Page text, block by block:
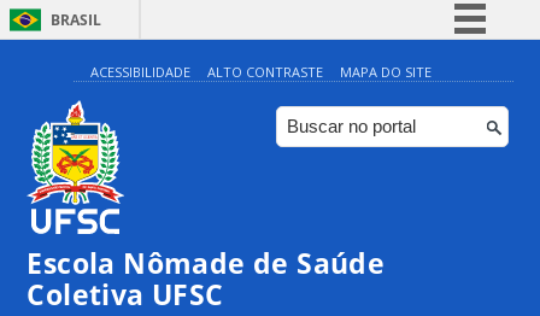
BRASIL
Simplifique!
Comunica BR
Participe
Canais
ACESSIBILIDADE ALTO CONTRASTE MAPA DO SITE
Escola Nômade de Saúde
Coletiva UFSC